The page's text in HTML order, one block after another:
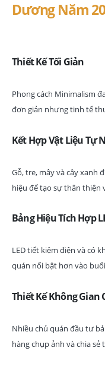
Dương Năm
Thiết Kế Tối Giản
Phong cách Minimalism
đơn giản nhưng tinh tế
Kết Hợp Vật Liệu Tự
Gỗ, tre, mây và cây xanh
hiệu để tạo sự thân thiện
Bảng Hiệu Tích Hợp
LED tiết kiệm điện và có
quán nổi bật hơn vào
Thiết Kế Không Gian
Nhiều chủ quán đầu tư
hàng chụp ảnh và chia sẻ